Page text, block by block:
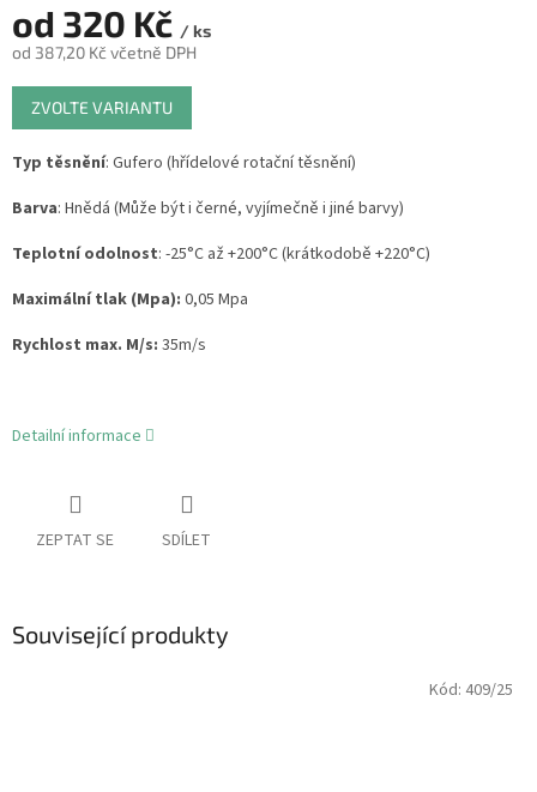
od 320 Kč / ks
od 387,20 Kč včetně DPH
Měrná
cena:
ZVOLTE VARIANTU
Typ těsnění: Gufero (hřídelové rotační těsnění)
Barva: Hnědá (Může být i černé, vyjímečně i jiné barvy)
Teplotní odolnost: -25°C až +200°C (krátkodobě +220°C)
Maximální tlak (Mpa): 0,05 Mpa
Rychlost max. M/s: 35m/s
Detailní informace
ZEPTAT SE SDÍLET
Související produkty
Kód: 409/25